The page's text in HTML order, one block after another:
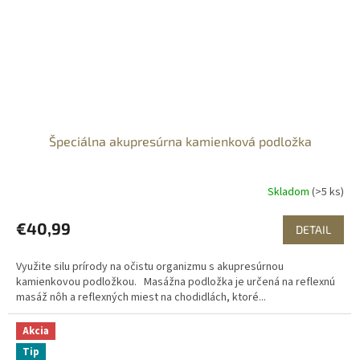
Špeciálna akupresúrna kamienková podložka
Skladom (>5 ks)
€40,99 DETAIL
Využite silu prírody na očistu organizmu s akupresúrnou
kamienkovou podložkou. Masážna podložka je určená na reflexnú
masáž nôh a reflexných miest na chodidlách, ktoré...
Akcia
Tip